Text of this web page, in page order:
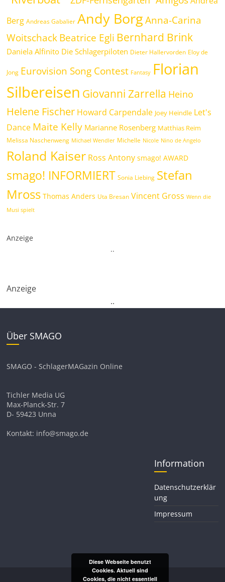
Berg Andreas Gabalier Andy Borg Anna-Carina
WoitschackBeatrice Egli Bernhard Brink
Daniela Alfinito Die Schlagerpiloten Dieter Hallervorden Eloy de
Jong Eurovision Song Contest Fantasy Florian
Silbereisen Giovanni Zarrella Heino
Helene Fischer Howard Carpendale Joey Heindle Let's
Dance Maite Kelly Marianne Rosenberg Matthias Reim
Melissa Naschenweng Michael Wendler Michelle Nicole Nino de Angelo
Roland Kaiser Ross Antony smago! AWARD
smago! INFORMIERT Sonia Liebing Stefan
Mross Thomas Anders Uta Bresan Vincent Gross Wenn die
Musi spielt
Anzeige
..
Anzeige
..
Über SMAGO
SMAGO - SchlagerMAGazin Online
Tichler Media UG
Max-Planck-Str. 7
D- 59423 Unna
Kontakt: info@smago.de
Information
Datenschutzerklär
ung
Impressum
Diese Webseite benutzt
Cookies. Aktuell sind
Cookies, die nicht essentiell